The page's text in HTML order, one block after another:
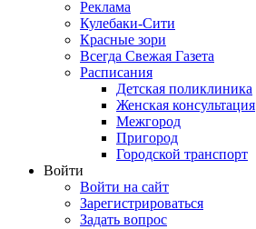
Реклама
Кулебаки-Сити
Красные зори
Всегда Свежая Газета
Расписания
Детская поликлиника
Женская консультация
Межгород
Пригород
Городской транспорт
Войти
Войти на сайт
Зарегистрироваться
Задать вопрос